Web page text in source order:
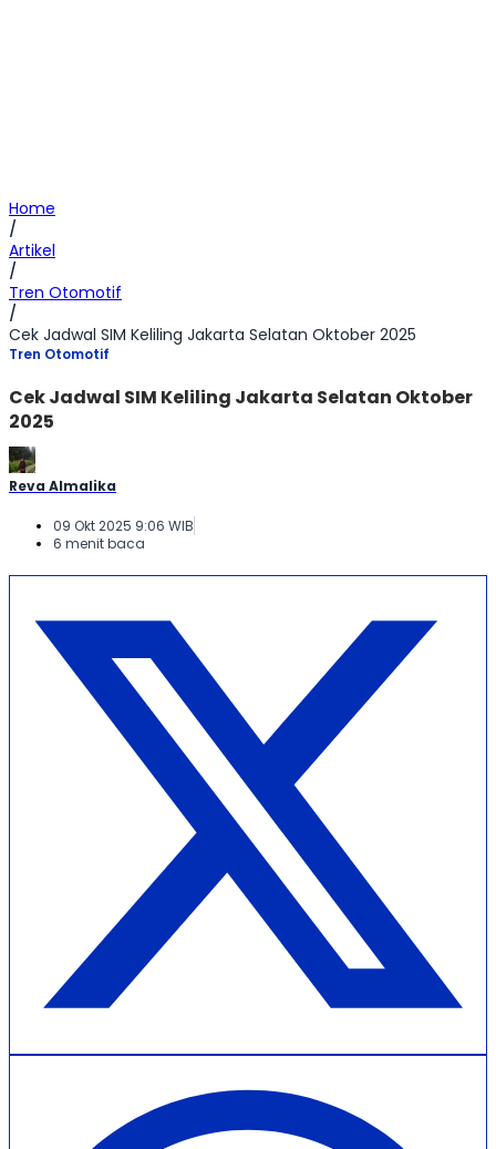
Home
/
Artikel
/
Tren Otomotif
/
Cek Jadwal SIM Keliling Jakarta Selatan Oktober 2025
Tren Otomotif
Cek Jadwal SIM Keliling Jakarta Selatan Oktober
2025
Reva Almalika
09 Okt 2025 9:06 WIB
6 menit baca